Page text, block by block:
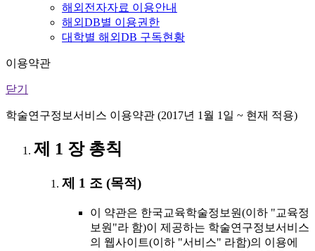
해외전자자료 이용안내
해외DB별 이용권한
대학별 해외DB 구독현황
이용약관
닫기
학술연구정보서비스 이용약관 (2017년 1월 1일 ~ 현재 적용)
제 1 장 총칙
제 1 조 (목적)
이 약관은 한국교육학술정보원(이하 "교육정
보원"라 함)이 제공하는 학술연구정보서비스
의 웹사이트(이하 "서비스" 라함)의 이용에